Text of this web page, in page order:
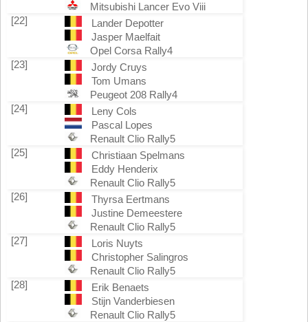
Mitsubishi Lancer Evo Viii
[22]
Lander Depotter
Jasper Maelfait
Opel Corsa Rally4
[23]
Jordy Cruys
Tom Umans
Peugeot 208 Rally4
[24]
Leny Cols
Pascal Lopes
Renault Clio Rally5
[25]
Christiaan Spelmans
Eddy Henderix
Renault Clio Rally5
[26]
Thyrsa Eertmans
Justine Demeestere
Renault Clio Rally5
[27]
Loris Nuyts
Christopher Salingros
Renault Clio Rally5
[28]
Erik Benaets
Stijn Vanderbiesen
Renault Clio Rally5